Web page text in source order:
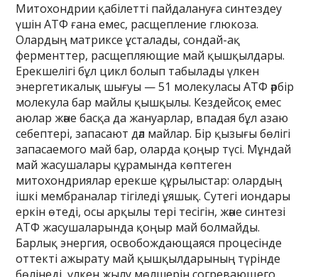
Митохондрии қабілетті пайдалануға синтездеу
үшін АТФ ғана емес, расщепление глюкоза.
Олардың матриксе ұсталады, сондай-ақ
ферменттер, расщепляющие май қышқылдары.
Ерекшелігі бұл цикл болып табылады үлкен
энергетикалық шығуы — 51 молекуласы АТФ әрбір
молекула бар майлы қышқылы. Кездейсоқ емес
аюлар және басқа да жануарлар, впадая бұл азаю
себептері, запасают дәл майлар. Бір қызығы бөлігі
запасаемого май бар, оларда қоңыр түсі. Мұндай
май жасушалары құрамында көптеген
митохондриялар ерекше құрылыстар: олардың
ішкі мембраналар тігіледі ұяшық. Сутегі иондары
еркін өтеді, осы арқылы тері тесігін, және синтезі
АТФ жасушаларында қоңыр май болмайды.
Барлық энергия, освобождающаяся процесінде
оттекті ажырату май қышқылдарының түрінде